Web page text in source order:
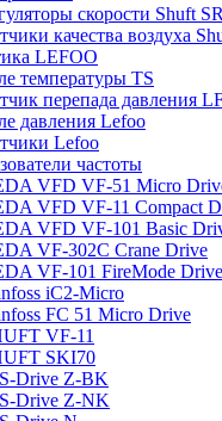
скорости Shuft
качества воздуха
LEFOO
температуры TS
перепада давления
давления Lefoo
Lefoo
частоты
VFD VF-51 Micro
VFD VF-11 Compact
VFD VF-101 Basic
VF-302C Crane Drive
VF-101 FireMode Drive
iC2-Micro
FC 51 Micro Drive
VF-11
SKI70
Drive Z-BK
Drive Z-NK